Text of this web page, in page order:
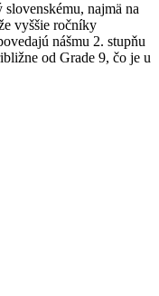
najmä na
vyššie ročníky
nášmu 2. stupňu
od Grade 9, čo je u